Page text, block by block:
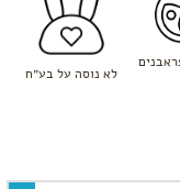
לא נוסה על בע״ח